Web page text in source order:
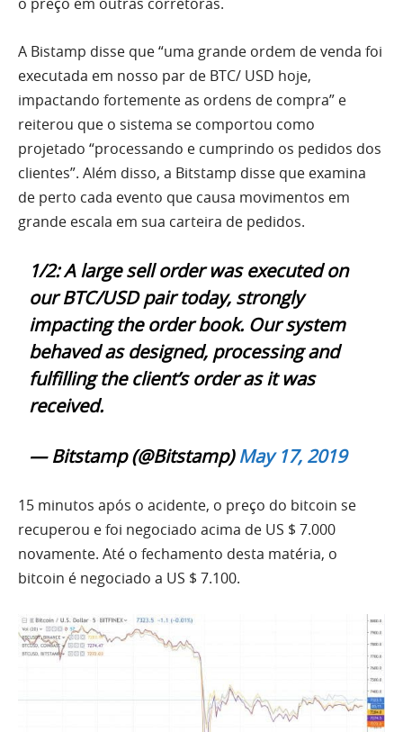
A Bistamp disse que“uma grande ordem de venda foi
executada em nosso par de BTC/ USD hoje,
impactando fortemente as ordens de compra” e
reiterou que o sistema se comportou como
projetado “processando e cumprindo os pedidos dos
clientes”. Além disso, a Bitstamp disse que examina
de perto cada evento que causa movimentos em
grande escala em sua carteira de pedidos.
1/2: A large sell order was executed on
our BTC/USD pair today, strongly
impacting the order book. Our system
behaved as designed, processing and
fulfilling the client’s order as it was
received.
— Bitstamp (@Bitstamp)May 17, 2019
15 minutos após o acidente, o preço do bitcoin se
recuperou e foi negociado acima de US $ 7.000
novamente. Até o fechamento desta matéria, o
bitcoin é negociado a US $ 7.100.